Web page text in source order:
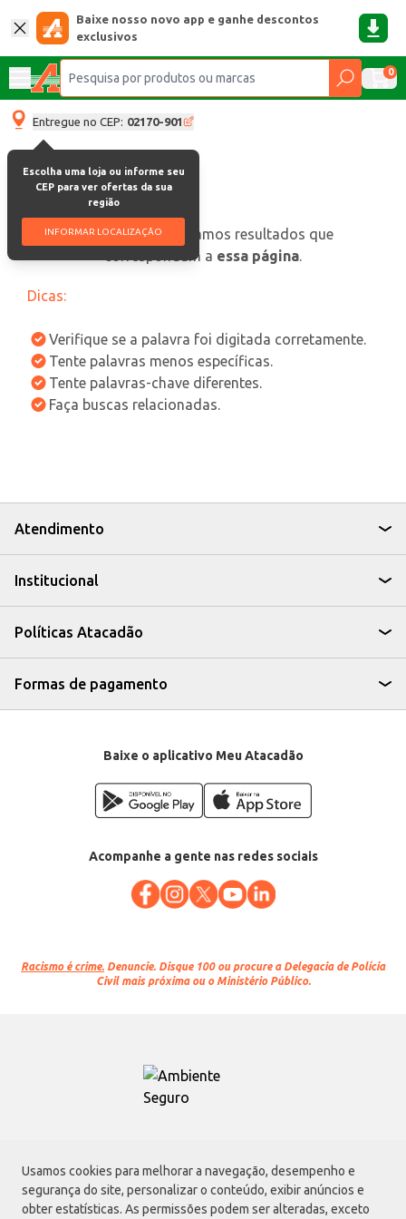
Usamos cookies para melhorar a navegação, desempenho e
segurança do site, personalizar o conteúdo, exibir anúncios e
obter estatísticas. As permissões podem ser alteradas, exceto
Baixe nosso novo app e ganhe descontos
exclusivos
0
Entregue no CEP: 02170-901
Escolha uma loja ou informe seu
CEP para ver ofertas da sua
região
INFORMAR LOCALIZAÇÃO
oops, não encontramos resultados que
correspondam a essa página.
Dicas:
Verifique se a palavra foi digitada corretamente.
Tente palavras menos específicas.
Tente palavras-chave diferentes.
Faça buscas relacionadas.
Atendimento
Institucional
Políticas Atacadão
Formas de pagamento
Baixe o aplicativo Meu Atacadão
Acompanhe a gente nas redes sociais
Racismo é crime. Denuncie. Disque 100 ou procure a Delegacia de Polícia
Civil mais próxima ou o Ministério Público.
Atacadão S.A.
Avenida Morvan Dias de Figueiredo, 6169, Vila Maria, São Paulo - SP | CEP
02170-901 | CNPJ: 75.315.333/0001-09